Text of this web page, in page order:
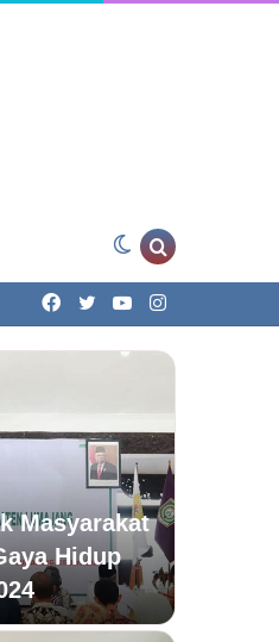
Search
Switch
skin
YouTube
Twitter
Facebook
Masyarakat
Hidup